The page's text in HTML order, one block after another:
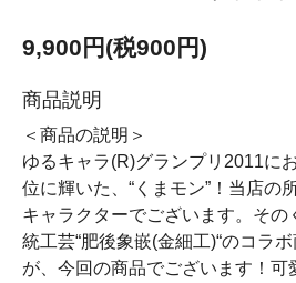
9,900円(税900円)
商品説明
＜商品の説明＞
ゆるキャラ(R)グランプリ2011に
位に輝いた、“くまモン”！当店の
キャラクターでございます。その
統工芸“肥後象嵌(金細工)“のコラ
が、今回の商品でございます！可